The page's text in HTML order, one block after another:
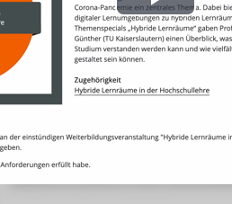
Play
Video